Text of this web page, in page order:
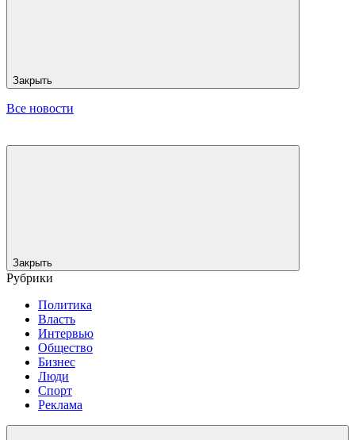
Закрыть
Все новости
Закрыть
Рубрики
Политика
Власть
Интервью
Общество
Бизнес
Люди
Спорт
Реклама